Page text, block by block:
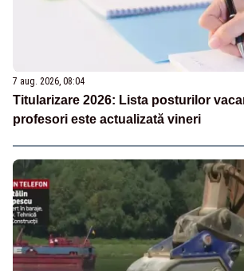
7 aug. 2026, 08:04
Titularizare 2026: Lista posturilor
profesori este actualizată vineri